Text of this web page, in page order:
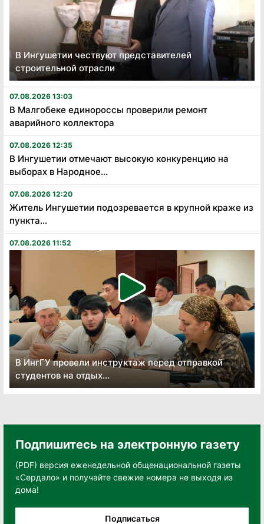
В Ингушетии чествуют представителей
строительной отрасли
07.08.2026 13:03
В Малгобеке единороссы проверили ремонт
аварийного коллектора
07.08.2026 12:35
В Ингушетии отмечают высокую конкуренцию на
выборах в Народное...
07.08.2026 12:20
Житель Ингушетии подозревается в крупной краже из
пункта...
07.08.2026 11:52
В ИнгГУ провели инструктаж перед отправкой
студентов на отдых...
Подпишитесь на электронную газету
(PDF) версия еженедельной общенациональной газеты
«Сердало» и получайте свежие номера не выходя из
дома!
Подписаться